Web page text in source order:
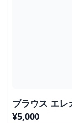
ブラウス エレ
¥5,000